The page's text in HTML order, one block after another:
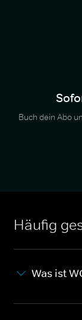
Buch dein Abo
Häufig
Was ist